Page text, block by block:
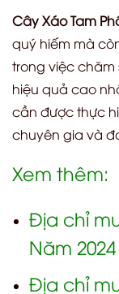
Cây Xáo Tam
quý hiếm mà
trong việc chăm
hiệu quả cao
cần được thực
chuyên gia và
Xem thêm:
Địa chỉ
Năm 2024
Địa chỉ